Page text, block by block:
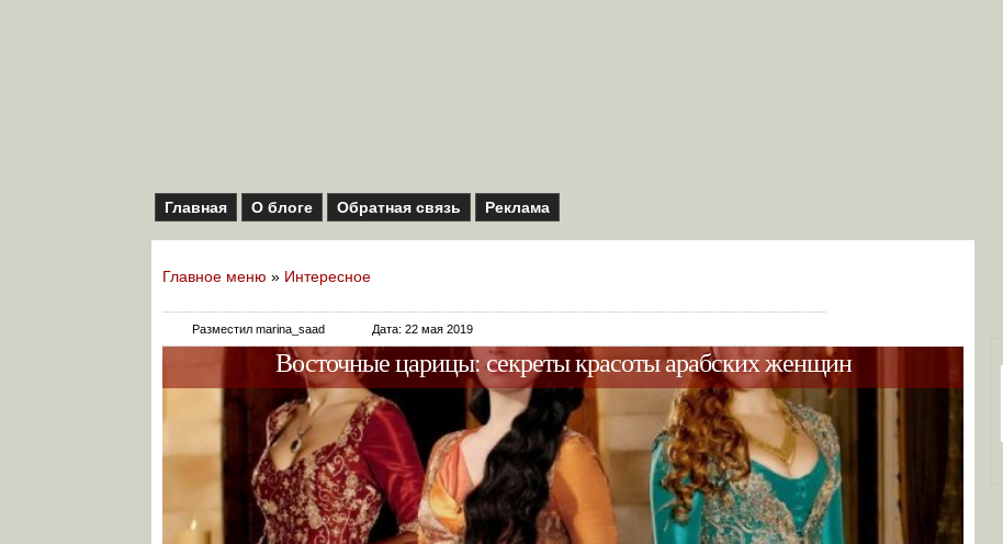
Главная О блоге Обратная связь Реклама
Главное меню » Интересное
Разместил marina_saad Дата: 22 мая 2019
Восточные царицы: секреты красоты арабских женщин